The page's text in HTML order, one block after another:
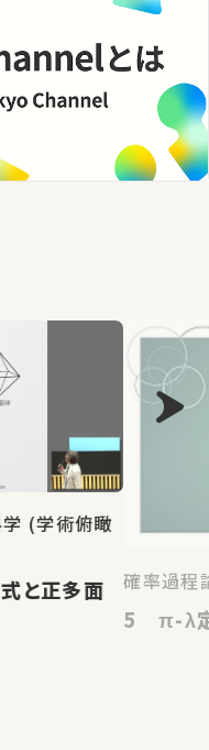
学 (学術俯瞰
確率過程
5 π-λ